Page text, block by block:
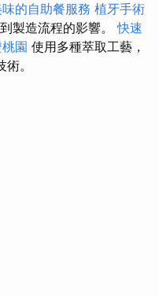
的自助餐服務 植牙手術
製造流程的影響。快速
園 使用多種萃取工藝，
。